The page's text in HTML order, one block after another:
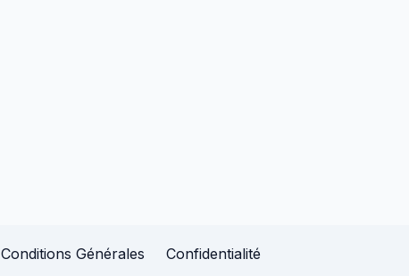
Conditions Générales Confidentialité